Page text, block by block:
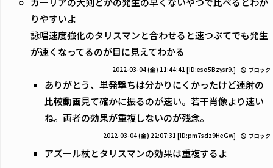
りやすいよ
詠唱速度強化のタリスマンと合わせると速つぶてでも発生
が速くなってるのが目に見えてわかる
2022-03-04 (金) 11:44:41 [ID:eso5Bzysr9.] ブロック
ありがとう、単発撃ちは分かりにくかったけど連射の
比較動画見て確かに振るのが速い。若干肖像より速い
ね。両者の効果が重複しないのが残念。
2022-03-04 (金) 22:07:31 [ID:pm7sdz9HeGw] ブロック
アズール杖とタリスマンの効果は重複するよ